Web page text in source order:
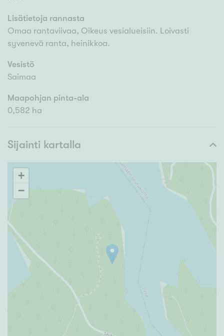
Lisätietoja rannasta
Omaa rantaviivaa, Oikeus vesialueisiin. Loivasti
syvenevä ranta, heinikkoa.
Vesistö
Saimaa
Maapohjan pinta-ala
0,582 ha
Sijainti kartalla
+
−